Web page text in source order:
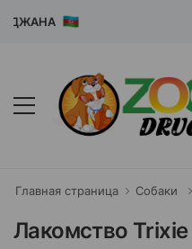
Главная страница Собаки
Лакомство